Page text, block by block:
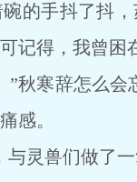
手抖了抖，
记得，我曾困
寒辞怎么会
感。
兽们做了一